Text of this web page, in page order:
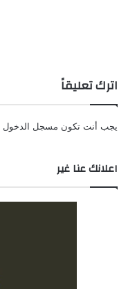
اترك تعليقاً
يجب أنت تكون مسجل الدخول
اعلانك عنا غير